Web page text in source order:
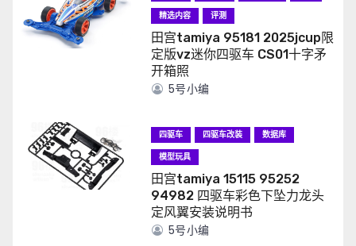
精选内容
评测
田宫tamiya 95181 2025jcup限
定版vz迷你四驱车 CS01十字矛
开箱照
5号小编
四驱车 四驱车改装
数据库
模型玩具
田宫tamiya 15115 95252
94982 四驱车彩色下坠力龙头
定风翼安装说明书
5号小编